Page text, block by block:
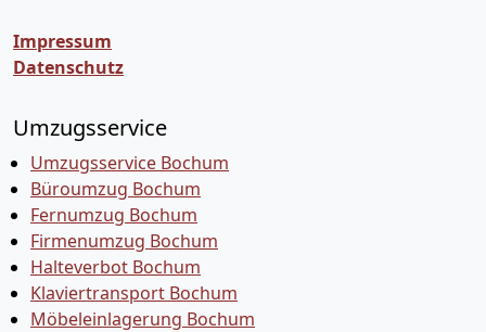
Impressum
Datenschutz
Umzugsservice
Umzugsservice Bochum
Büroumzug Bochum
Fernumzug Bochum
Firmenumzug Bochum
Halteverbot Bochum
Klaviertransport Bochum
Möbeleinlagerung Bochum